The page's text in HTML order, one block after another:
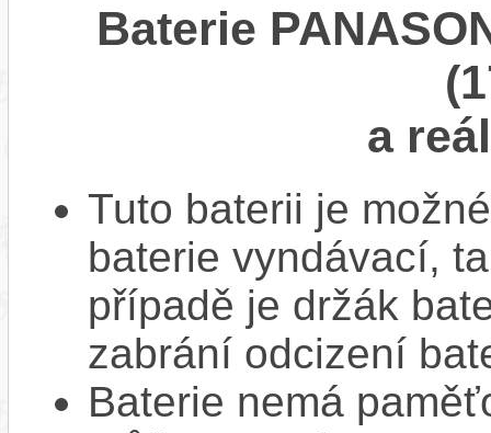
Baterie
a
Tuto baterii je
baterie vyndávací,
případě je držák
zabrání odcizení
Baterie nemá